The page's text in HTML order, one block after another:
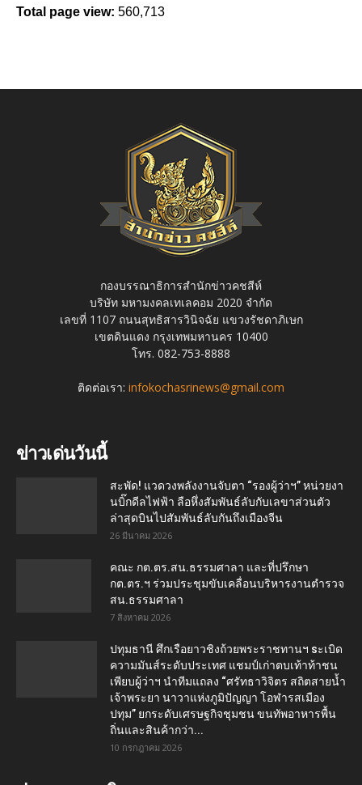
Total page view: 560,713
กองบรรณาธิการสำนักข่าวคชสีห์
บริษัท มหามงคลเทเลคอม 2020 จำกัด
เลขที่ 1107 ถนนสุทธิสารวินิจฉัย แขวงรัชดาภิเษก
เขตดินแดง กรุงเทพมหานคร 10400
โทร. 082-753-8888
ติดต่อเรา: infokochasrinews@gmail.com
ข่าวเด่นวันนี้
สะพัด! แวดวงพลังงานจับตา “รองผู้ว่าฯ” หน่วยงา
นบิ๊กดีลไฟฟ้า ลือหึ่งสัมพันธ์ลับกับเลขาส่วนตัว
ล่าสุดบินไปสัมพันธ์ลับกันถึงเมืองจีน
26 มีนาคม 2026
คณะ กต.ตร.สน.ธรรมศาลา และที่ปรึกษา
กต.ตร.ฯ ร่วมประชุมขับเคลื่อนบริหารงานตำรวจ
สน.ธรรมศาลา
7 สิงหาคม 2026
ปทุมธานี ศึกเรือยาวชิงถ้วยพระราชทานฯ sะเบิด
ความมันส์ระดับประเทศ แชมป์เก่าตบเท้าท้าชน
เพียบผู้ว่าฯ นำทีมแถลง “ศรัทธาวิจิตร สถิตสายน้ำ
เจ้าพระยา นาวาแห่งภูมิปัญญา โอฬารสเมือง
ปทุม” ยกระดับเศรษฐกิจชุมชน ขนทัพอาหารพื้น
ถิ่นและสินค้ากว่า...
10 กรกฎาคม 2026